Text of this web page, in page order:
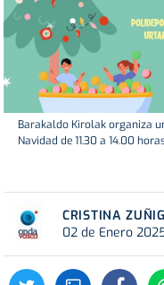
Barakaldo Kirolak organiza
Navidad de 11.30 a 14.00
CRISTINA
02 de Enero